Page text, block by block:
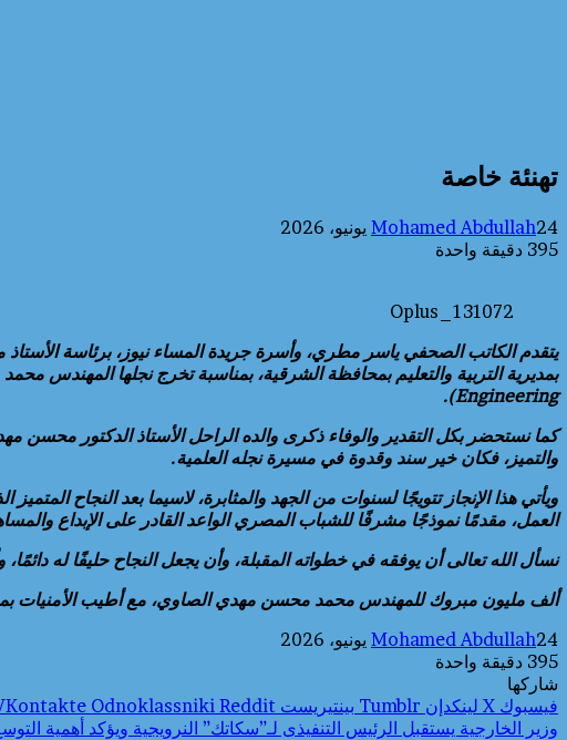
تهنئة خاصة
Mohamed Abdullah24 يونيو، 2026
395 دقيقة واحدة
Oplus_131072
يتقدم الكاتب الصحفي ياسر مطري، وأسرة جريدة المساء نيوز، برئاسة الأستاذ
Engineering).
كما نستحضر بكل التقدير والوفاء ذكرى والده الراحل الأستاذ الدكتور محسن
والتميز، فكان خير سند وقدوة في مسيرة نجله العلمية.
ويأتي هذا الإنجاز تتويجًا لسنوات من الجهد والمثابرة، لاسيما بعد النجاح
العمل، مقدمًا نموذجًا مشرفًا للشباب المصري الواعد القادر على الإبداع
نسأل الله تعالى أن يوفقه في خطواته المقبلة، وأن يجعل النجاح حليفًا له
ألف مليون مبروك للمهندس محمد محسن مهدي الصاوي، مع أطيب الأمنيات
Mohamed Abdullah24 يونيو، 2026
395 دقيقة واحدة
شاركها
فيسبوك ‫X لينكدإن بينتيريست Odnoklassniki
وزير الخارجية يستقبل الرئيس التنفيذى لـ”سكاتك” النرويجية ويؤكد أهمية